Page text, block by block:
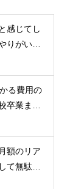
感じてし
りがいを
も豊かに
る費用の
卒業まで
て経済的
額のリア
て無駄な
く育児を